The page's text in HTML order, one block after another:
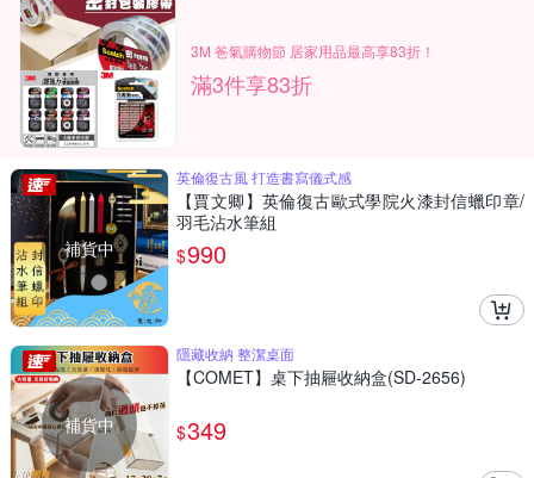
3M 爸氣購物節 居家用品最高享83折！
滿3件享83折
補貨中
英倫復古風 打造書寫儀式感
【賈文卿】英倫復古歐式學院火漆封信蠟印章/
羽毛沾水筆組
$990
補貨中
隱藏收納 整潔桌面
【COMET】桌下抽屜收納盒(SD-2656)
$349